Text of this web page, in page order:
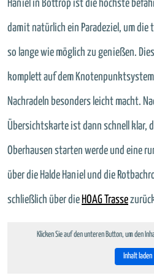
Haniel in Bottrop ist die höchste
damit natürlich ein Paradeziel, um
so lange wie möglich zu genießen.
komplett auf dem
Nachradeln besonders leicht macht.
Übersichtskarte ist dann schnell klar,
Oberhausen starten werde und eine
über die Halde Haniel und die
schließlich über die HOAG Trasse
Klicken Sie auf den unteren Button, um den
Inhalt laden